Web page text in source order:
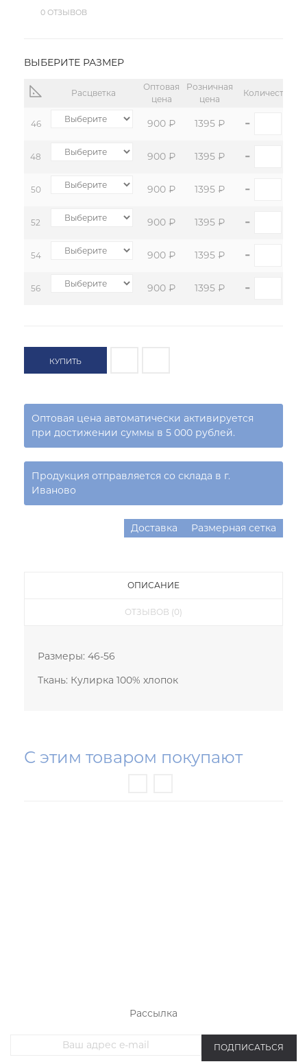
0 ОТЗЫВОВ
ВЫБЕРИТЕ РАЗМЕР
Расцветка
Оптовая
цена
Розничная
цена
Количество:
46 900 ₽ 1395 ₽ -
48 900 ₽ 1395 ₽ -
50 900 ₽ 1395 ₽ -
52 900 ₽ 1395 ₽ -
54 900 ₽ 1395 ₽ -
56 900 ₽ 1395 ₽ -
КУПИТЬ
Оптовая цена автоматически активируется
при достижении суммы в 5 000 рублей.
Продукция отправляется со склада в г.
Иваново
Доставка Размерная сетка
ОПИСАНИЕ
ОТЗЫВОВ (0)
Размеры: 46-56
Ткань: Кулирка 100% хлопок
С этим товаром покупают
Рассылка
ПОДПИСАТЬСЯ